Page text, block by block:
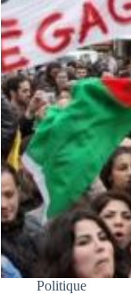
Politique